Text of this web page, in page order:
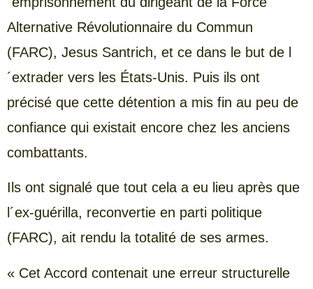
Alternative Révolutionnaire du Commun
(FARC), Jesus Santrich, et ce dans le but de l
´extrader vers les États-Unis. Puis ils ont
précisé que cette détention a mis fin au peu de
confiance qui existait encore chez les anciens
combattants.
Ils ont signalé que tout cela a eu lieu après que
l´ex-guérilla, reconvertie en parti politique
(FARC), ait rendu la totalité de ses armes.
« Cet Accord contenait une erreur structurelle